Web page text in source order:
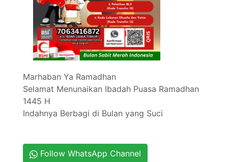
Marhaban Ya Ramadhan
Selamat Menunaikan Ibadah Puasa Ramadhan
1445 H
Indahnya Berbagi di Bulan yang Suci
Follow WhatsApp Channel